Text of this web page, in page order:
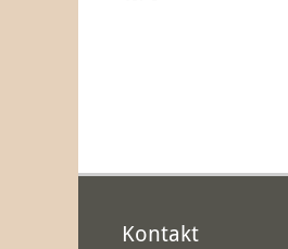
Kontakt